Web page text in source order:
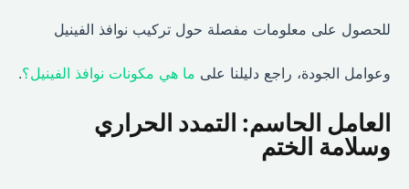
للحصول على معلومات مفصلة حول تركيب نوافذ الفينيل
وعوامل الجودة، راجع دليلنا على ما هي مكونات نوافذ الفينيل؟ .
العامل الحاسم: التمدد الحراري
وسلامة الختم